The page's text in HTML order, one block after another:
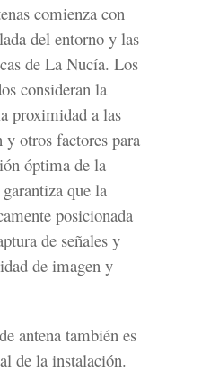
comienza con
del entorno y las
de La Nucía. Los
consideran la
proximidad a las
otros factores para
óptima de la
que la
posicionada
de señales y
de imagen y
antena también es
de la instalación.